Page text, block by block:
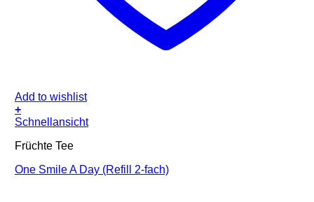
Add to wishlist
+
Schnellansicht
Früchte Tee
One Smile A Day (Refill 2-fach)